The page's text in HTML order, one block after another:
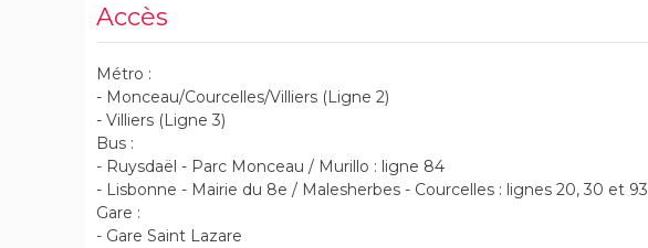
Accès
Métro :
- Monceau/Courcelles/Villiers (Ligne 2)
- Villiers (Ligne 3)
Bus :
- Ruysdaël - Parc Monceau / Murillo : ligne 84
- Lisbonne - Mairie du 8e / Malesherbes - Courcelles : lignes 20, 30 et 93
Gare :
- Gare Saint Lazare